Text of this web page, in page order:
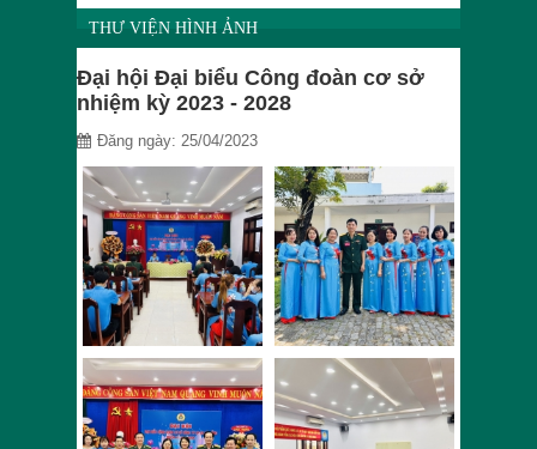
THƯ VIỆN HÌNH ẢNH
Đại hội Đại biểu Công đoàn cơ sở
nhiệm kỳ 2023 - 2028
Đăng ngày: 25/04/2023